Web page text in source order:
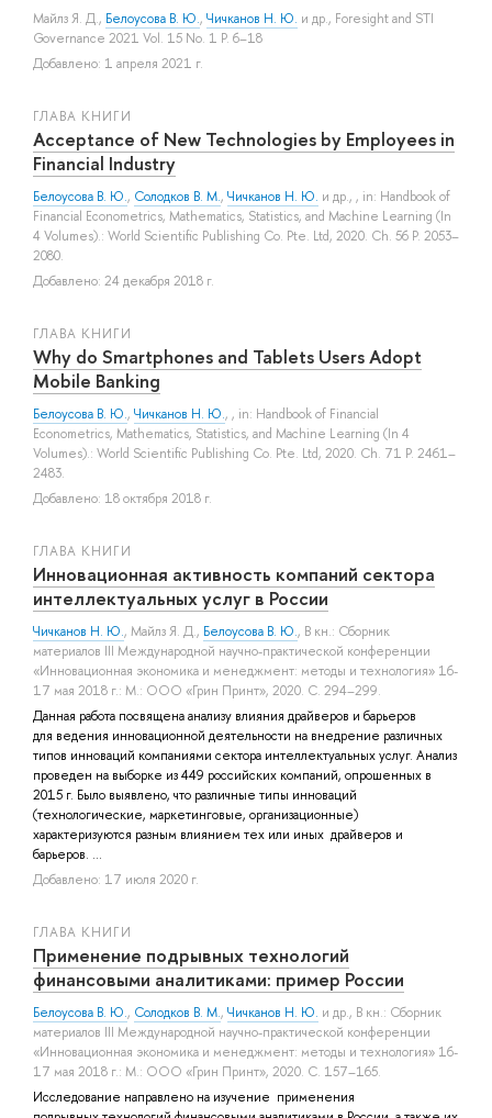
Майлз Я. Д., Белоусова В. Ю., Чичканов Н. Ю. и др., Foresight and STI
Governance 2021 Vol. 15 No. 1 P. 6–18
Добавлено: 1 апреля 2021 г.
ГЛАВА КНИГИ
Acceptance of New Technologies by Employees in
Financial Industry
Белоусова В. Ю., Солодков В. М., Чичканов Н. Ю. и др., , in: Handbook of
Financial Econometrics, Mathematics, Statistics, and Machine Learning (In
4 Volumes).: World Scientific Publishing Co. Pte. Ltd, 2020. Ch. 56 P. 2053–
2080.
Добавлено: 24 декабря 2018 г.
ГЛАВА КНИГИ
Why do Smartphones and Tablets Users Adopt
Mobile Banking
Белоусова В. Ю., Чичканов Н. Ю., , in: Handbook of Financial
Econometrics, Mathematics, Statistics, and Machine Learning (In 4
Volumes).: World Scientific Publishing Co. Pte. Ltd, 2020. Ch. 71 P. 2461–
2483.
Добавлено: 18 октября 2018 г.
ГЛАВА КНИГИ
Инновационная активность компаний сектора
интеллектуальных услуг в России
Чичканов Н. Ю., Майлз Я. Д., Белоусова В. Ю., В кн.: Сборник
материалов III Международной научно-практической конференции
«Инновационная экономика и менеджмент: методы и технология» 16-
17 мая 2018 г.: М.: ООО «Грин Принт», 2020. С. 294–299.
Данная работа посвящена анализу влияния драйверов и барьеров
для ведения инновационной деятельности на внедрение различных
типов инноваций компаниями сектора интеллектуальных услуг. Анализ
проведен на выборке из 449 российских компаний, опрошенных в
2015 г. Было выявлено, что различные типы инноваций
(технологические, маркетинговые, организационные)
характеризуются разным влиянием тех или иных драйверов и
барьеров. ...
Добавлено: 17 июля 2020 г.
ГЛАВА КНИГИ
Применение подрывных технологий
финансовыми аналитиками: пример России
Белоусова В. Ю., Солодков В. М., Чичканов Н. Ю. и др., В кн.: Сборник
материалов III Международной научно-практической конференции
«Инновационная экономика и менеджмент: методы и технология» 16-
17 мая 2018 г.: М.: ООО «Грин Принт», 2020. С. 157–165.
Исследование направлено на изучение применения